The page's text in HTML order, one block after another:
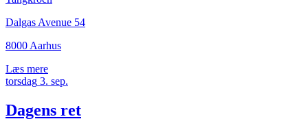
Dalgas Avenue 54
8000 Aarhus
Læs mere
torsdag 3. sep.
Dagens ret